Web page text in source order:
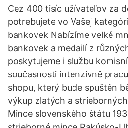
Cez 400 tisíc užívateľov za
potrebujete vo Vašej
bankovek Nabízíme velké
bankovek a medailí z
poskytujeme i službu
současnosti intenzivně
shopu, který bude spuštěn
výkup zlatých a
Mince slovenského štátu